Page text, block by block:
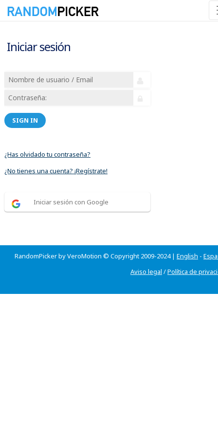
Iniciar sesión
SIGN IN
¿Has olvidado tu contraseña?
¿No tienes una cuenta? ¡Regístrate!
Iniciar sesión con Google
RandomPicker by VeroMotion © Copyright 2009-2024 | English -
Aviso legal /Política de